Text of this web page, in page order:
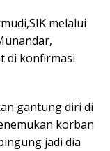
melalui
di konfirmasi
gantung diri di
korban
jadi dia